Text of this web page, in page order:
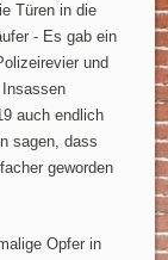
Türen in die
- Es gab ein
und
auch endlich
sagen, dass
geworden
Opfer in